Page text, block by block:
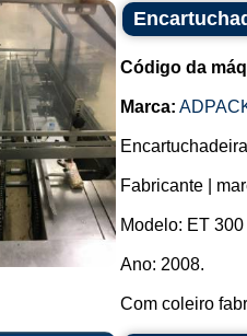
Código da
Marca:
Fabricante |
Modelo: ET 300
Ano: 2008.
Com coleiro